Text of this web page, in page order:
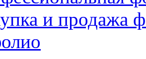
и продажа